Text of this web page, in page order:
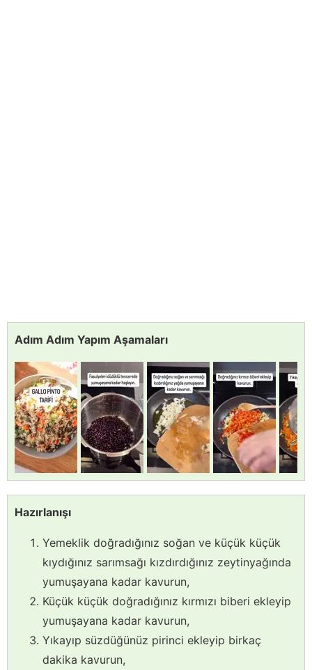
Adım Adım Yapım Aşamaları
Hazırlanışı
Yemeklik doğradığınız soğan ve küçük küçük
kıydığınız sarımsağı kızdırdığınız zeytinyağında
yumuşayana kadar kavurun,
Küçük küçük doğradığınız kırmızı biberi ekleyip
yumuşayana kadar kavurun,
Yıkayıp süzdüğünüz pirinci ekleyip birkaç
dakika kavurun,